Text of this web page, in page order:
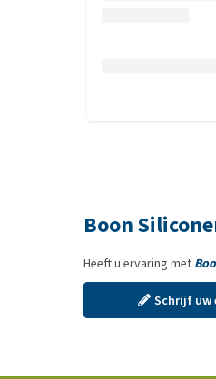
Boon
Heeft u ervaring met
Schrijf uw